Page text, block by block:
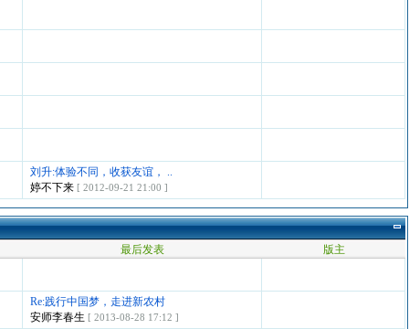
刘升:体验不同，收获友谊， ..
婷不下来 [ 2012-09-21 21:00 ]
最后发表
版主
Re:践行中国梦，走进新农村
安师李春生 [ 2013-08-28 17:12 ]